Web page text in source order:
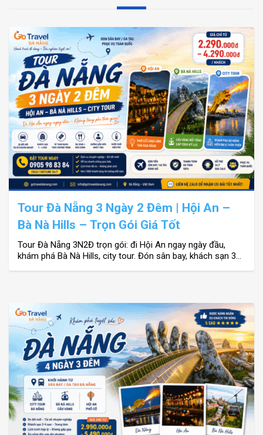
Tour Đà Nẵng 3 Ngày 2 Đêm | Hội An –
Bà Nà Hills – Trọn Gói Giá Tốt
Tour Đà Nẵng 3N2Đ trọn gói: đi Hội An ngay ngày đầu,
khám phá Bà Nà Hills, city tour. Đón sân bay, khách sạn 3–